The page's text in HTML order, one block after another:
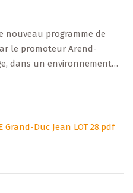
nouveau programme de
le promoteur Arend-
dans un environnement
des commodités (écoles,
Grand-Duc Jean LOT 28.pdf